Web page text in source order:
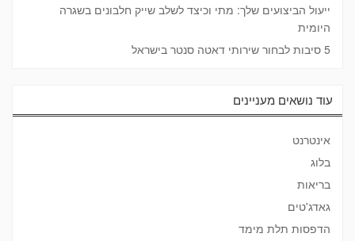
ייעול הביצועים שלך: מתי וכיצד לשלב שייק חלבונים בשגרה
היומית
5 סיבות לבחור שירותי דאטה סנטר בישראל
עוד נושאים מעניינים
אינטרנט
בלוג
בריאות
גאדג'טים
הדפסות תלת מימד